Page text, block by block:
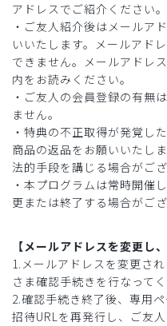
アドレスでご紹介ください。
・ご友人紹介後はメールア
いいたします。メールアド
できません。メールアドレ
内をお読みください。
・ご友人の会員登録の有無
ません。
・特典の不正取得が発覚し
商品の返品をお願いいたし
法的手段を講じる場合がござ
・本プログラムは常時開催
更または終了する場合がござ
【メールアドレスを変更し
1.メールアドレスを変更さ
さま確認手続きを行なってく
2.確認手続き終了後、専用
招待URLを再発行し、ご友